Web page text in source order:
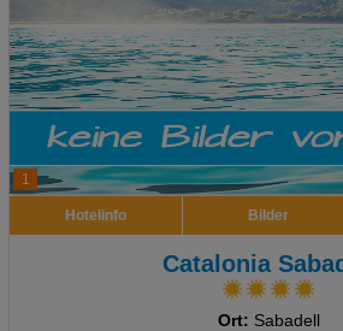
1
Hotelinfo Bilder
Catalonia
Ort: Sabadell